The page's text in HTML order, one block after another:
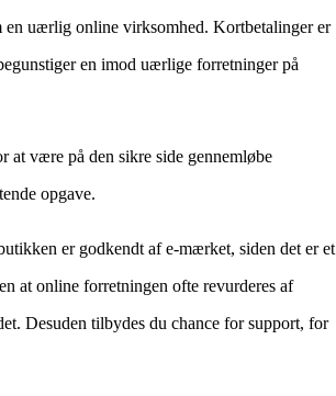
en uærlig online virksomhed. Kortbetalinger er
en imod uærlige forretninger på
at være på den sikre side gennemløbe
opgave.
er godkendt af e-mærket, siden det er et
at online forretningen ofte revurderes af
Desuden tilbydes du chance for support, for